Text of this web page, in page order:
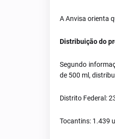
A Anvisa orienta
Distribuição do
Segundo
de 500 ml,
Distrito Federal:
Tocantins: 1.439